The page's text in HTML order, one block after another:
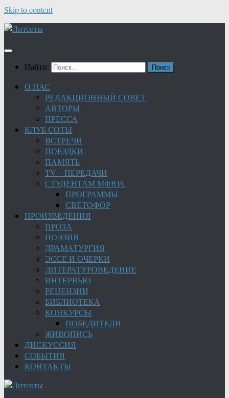
Skip to content
Найти:
О НАС
РЕДАКЦИОННЫЙ СОВЕТ
АВТОРЫ
ПРЕССА
КЛУБ СОТЫ
ВСТРЕЧИ
ПОЕЗДКИ
ПАМЯТЬ
TV – ПЕРЕДАЧИ
СТУДЕНТАМ МФЮА
ПРОГРАММЫ
СВЕТОФОР
ПРОИЗВЕДЕНИЯ
ПРОЗА
ПОЭЗИЯ
ДРАМАТУРГИЯ
ЭССЕ И ОЧЕРКИ
ЛИТЕРАТУРОВЕДЕНИЕ
ИНТЕРВЬЮ
РЕЦЕНЗИИ
БИБЛИОТЕКА
КОНКУРСЫ
ПОБЕДИТЕЛИ
ЖИВОПИСЬ
ДИСКУССИЯ
СОБЫТИЯ
КОНТАКТЫ